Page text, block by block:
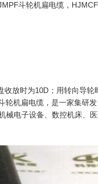
斗轮机扁电缆，
放时为10D；用转向导轮
轮机扁电缆，是一家集研
械电子设备、数控机床、